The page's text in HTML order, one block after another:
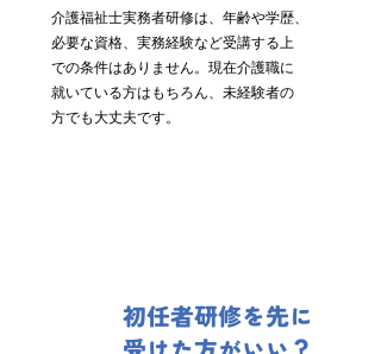
介護福祉士実務者研修は、年齢や学歴、
必要な資格、実務経験など受講する上
での条件はありません。現在介護職に
就いている方はもちろん、未経験者の
方でも大丈夫です。
初任者研修を先に
受けた方がいい？